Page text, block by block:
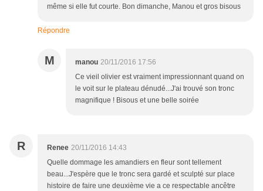
même si elle fut courte. Bon dimanche, Manou et gros bisous
Répondre
M manou 20/11/2016 17:56
Ce vieil olivier est vraiment impressionnant quand on
le voit sur le plateau dénudé...J'ai trouvé son tronc
magnifique ! Bisous et une belle soirée
R Renee 20/11/2016 14:43
Quelle dommage les amandiers en fleur sont tellement
beau...J'espère que le tronc sera gardé et sculpté sur place
histoire de faire une deuxième vie a ce respectable ancêtre